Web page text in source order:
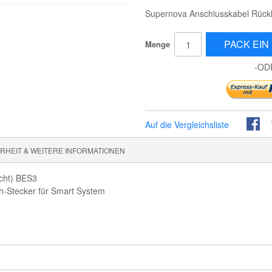
Supernova Anschlusskabel
Menge PACK
-
Auf die Vergleichsliste
& WEITERE INFORMATIONEN
BES3
Stecker für Smart System